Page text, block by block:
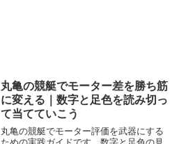
丸亀の競艇でモーター差を勝ち筋
に変える｜数字と足色を読み切っ
て当てていこう
丸亀の競艇でモーター評価を武器にする